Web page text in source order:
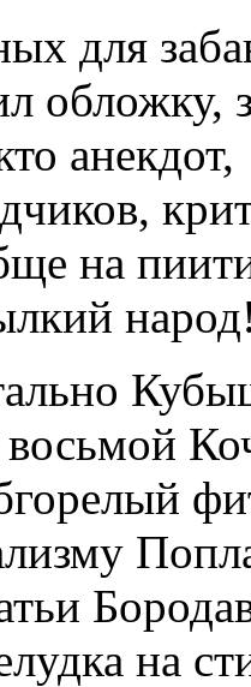
для
обложку,
анекдот,
на
на